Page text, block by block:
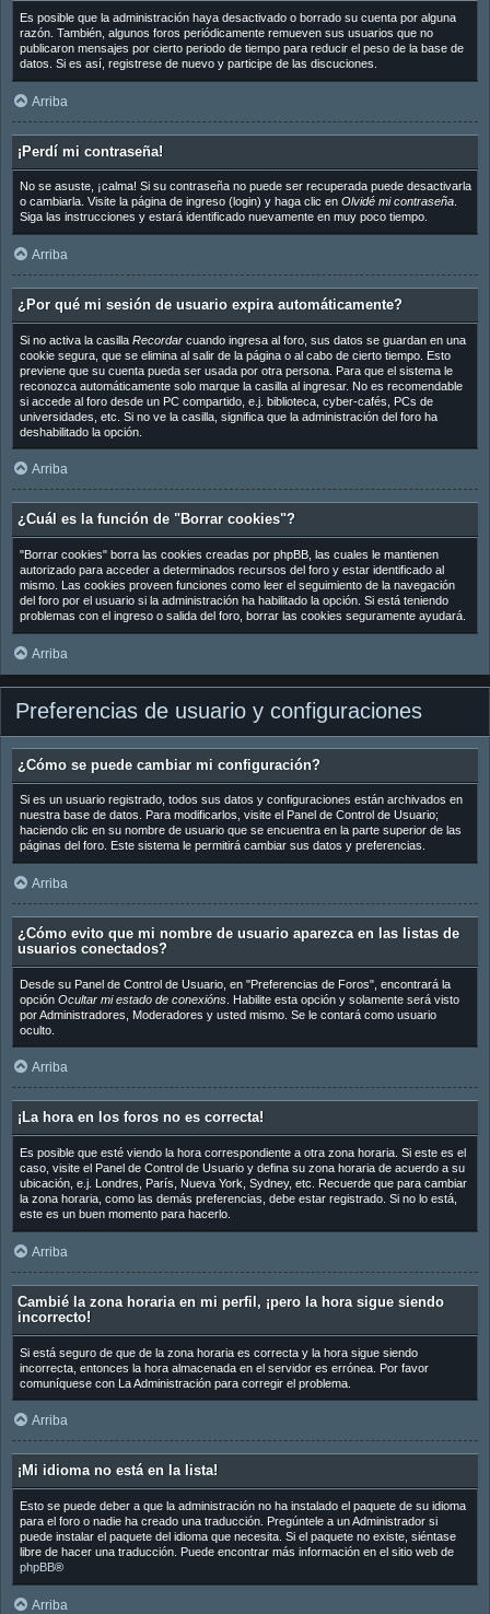
Es posible que la administración haya desactivado o borrado su cuenta por alguna
razón. También, algunos foros periódicamente remueven sus usuarios que no
publicaron mensajes por cierto periodo de tiempo para reducir el peso de la base de
datos. Si es así, registrese de nuevo y participe de las discuciones.
Arriba
¡Perdí mi contraseña!
No se asuste, ¡calma! Si su contraseña no puede ser recuperada puede desactivarla
o cambiarla. Visite la página de ingreso (login) y haga clic en Olvidé mi contraseña.
Siga las instrucciones y estará identificado nuevamente en muy poco tiempo.
Arriba
¿Por qué mi sesión de usuario expira automáticamente?
Si no activa la casilla Recordarcuando ingresa al foro, sus datos se guardan en una
cookie segura, que se elimina al salir de la página o al cabo de cierto tiempo. Esto
previene que su cuenta pueda ser usada por otra persona. Para que el sistema le
reconozca automáticamente solo marque la casilla al ingresar. No es recomendable
si accede al foro desde un PC compartido, e.j. biblioteca, cyber-cafés, PCs de
universidades, etc. Si no ve la casilla, significa que la administración del foro ha
deshabilitado la opción.
Arriba
¿Cuál es la función de "Borrar cookies"?
"Borrar cookies" borra las cookies creadas por phpBB, las cuales le mantienen
autorizado para acceder a determinados recursos del foro y estar identificado al
mismo. Las cookies proveen funciones como leer el seguimiento de la navegación
del foro por el usuario si la administración ha habilitado la opción. Si está teniendo
problemas con el ingreso o salida del foro, borrar las cookies seguramente ayudará.
Arriba
Preferencias de usuario y configuraciones
¿Cómo se puede cambiar mi configuración?
Si es un usuario registrado, todos sus datos y configuraciones están archivados en
nuestra base de datos. Para modificarlos, visite el Panel de Control de Usuario;
haciendo clic en su nombre de usuario que se encuentra en la parte superior de las
páginas del foro. Este sistema le permitirá cambiar sus datos y preferencias.
Arriba
¿Cómo evito que mi nombre de usuario aparezca en las listas de
usuarios conectados?
Desde su Panel de Control de Usuario, en "Preferencias de Foros", encontrará la
opción Ocultar mi estado de conexións. Habilite esta opción y solamente será visto
por Administradores, Moderadores y usted mismo. Se le contará como usuario
oculto.
Arriba
¡La hora en los foros no es correcta!
Es posible que esté viendo la hora correspondiente a otra zona horaria. Si este es el
caso, visite el Panel de Control de Usuario y defina su zona horaria de acuerdo a su
ubicación, e.j. Londres, París, Nueva York, Sydney, etc. Recuerde que para cambiar
la zona horaria, como las demás preferencias, debe estar registrado. Si no lo está,
este es un buen momento para hacerlo.
Arriba
Cambié la zona horaria en mi perfil, ¡pero la hora sigue siendo
incorrecto!
Si está seguro de que de la zona horaria es correcta y la hora sigue siendo
incorrecta, entonces la hora almacenada en el servidor es errónea. Por favor
comuníquese con La Administración para corregir el problema.
Arriba
¡Mi idioma no está en la lista!
Esto se puede deber a que la administración no ha instalado el paquete de su idioma
para el foro o nadie ha creado una traducción. Pregúntele a un Administrador si
puede instalar el paquete del idioma que necesita. Si el paquete no existe, siéntase
libre de hacer una traducción. Puede encontrar más información en el sitio web de
phpBB®
Arriba